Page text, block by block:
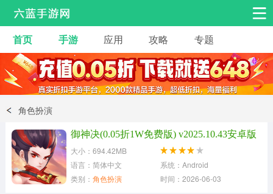
安卓手游 手游工具
热门手游 角色扮演 益智休闲
动作射击
冒险解谜 经营养成
体育竞技
首页 手游 应用 攻略 专题
角色扮演
御神决(0.05折1W免费版) v2025.10.43安卓版
大小：694.42MB
语言：简体中文
系统：Android
类别： 角色扮演 时间：2026-06-03